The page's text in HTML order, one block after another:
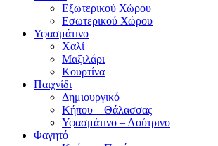
Εξωτερικού Χώρου
Εσωτερικού Χώρου
Υφασμάτινο
Χαλί
Μαξιλάρι
Κουρτίνα
Παιχνίδι
Δημιουργικό
Κήπου – Θάλασσας
Υφασμάτινο – Λούτρινο
Φαγητό